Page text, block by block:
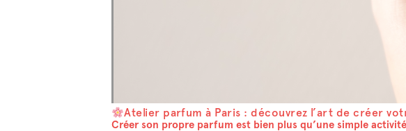
Atelier parfum à Paris : découvrez l’art de créer
Créer son propre parfum est bien plus qu’une simple